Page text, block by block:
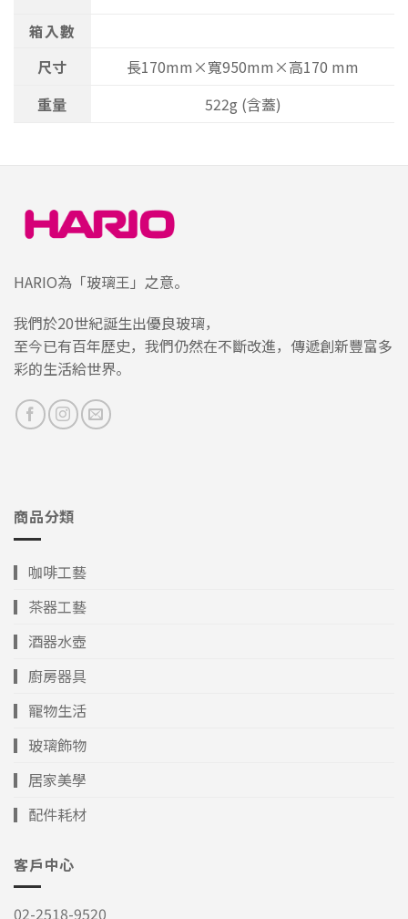
箱入數
尺寸
長170mm×寬950mm×高170 mm
重量
522g (含蓋)
HARIO為「玻璃王」之意。
我們於20世紀誕生出優良玻璃，
至今已有百年歷史，我們仍然在不斷改進，傳遞創新豐富多
彩的生活給世界。
商品分類
▎咖啡工藝
▎茶器工藝
▎酒器水壺
▎廚房器具
▎寵物生活
▎玻璃飾物
▎居家美學
▎配件耗材
客戶中心
02-2518-9520